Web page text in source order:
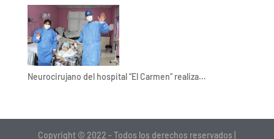
Neurocirujano del hospital “El Carmen” realiza…
Copyright © 2022 - Todos los derechos reservados |